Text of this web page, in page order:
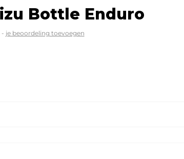
Bottle Enduro
- je beoordeling toevoegen